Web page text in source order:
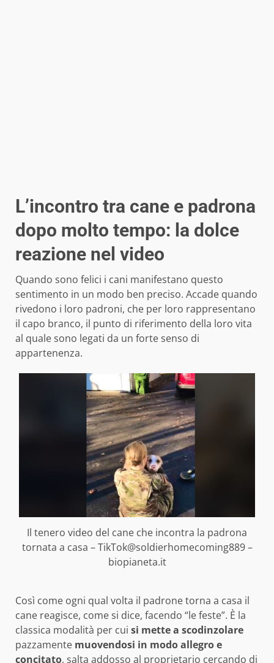
L’incontro tra cane e padrona
dopo molto tempo: la dolce
reazione nel video
Quando sono felici i cani manifestano questo
sentimento in un modo ben preciso. Accade quando
rivedono i loro padroni, che per loro rappresentano
il capo branco, il punto di riferimento della loro vita
al quale sono legati da un forte senso di
appartenenza.
Il tenero video del cane che incontra la padrona
tornata a casa – TikTok@soldierhomecoming889 –
biopianeta.it
Così come ogni qual volta il padrone torna a casa il
cane reagisce, come si dice, facendo “le feste”. È la
classica modalità per cui si mette a scodinzolare
pazzamente muovendosi in modo allegro e
concitato, salta addosso al proprietario cercando di